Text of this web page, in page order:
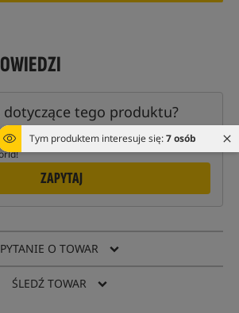
Tym produktem interesuje się:7 osób
dotyczące tego produktu?
odpowiedźnaszych ekspertów oraz
ZAPYTAJ
PYTANIE O TOWAR
ŚLEDŹ TOWAR